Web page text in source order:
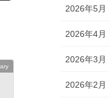
2026年5月
2026年4月
2026年3月
2026年2月